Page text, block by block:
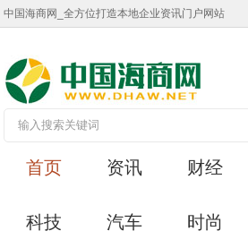
中国海商网_全方位打造本地企业资讯门户网站
首页 资讯 财经
科技 汽车 时尚